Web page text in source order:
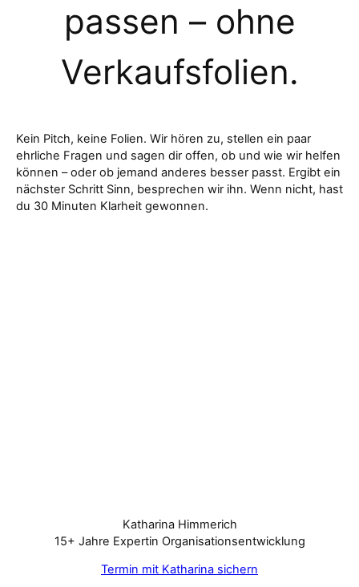
passen – ohne
Verkaufsfolien.
Kein Pitch, keine Folien. Wir hören zu, stellen ein paar
ehrliche Fragen und sagen dir offen, ob und wie wir helfen
können – oder ob jemand anderes besser passt. Ergibt ein
nächster Schritt Sinn, besprechen wir ihn. Wenn nicht, hast
du 30 Minuten Klarheit gewonnen.
Katharina Himmerich
15+ Jahre Expertin Organisationsentwicklung
Termin mit Katharina sichern